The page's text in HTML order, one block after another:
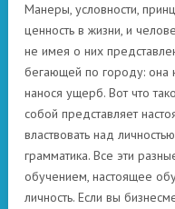
Манеры, условности,
ценность в жизни, и
не имея о них
бегающей по городу: она
нанося ущерб. Вот что
собой представляет
властвовать над
грамматика. Все эти
обучением, настоящее
личность. Если вы